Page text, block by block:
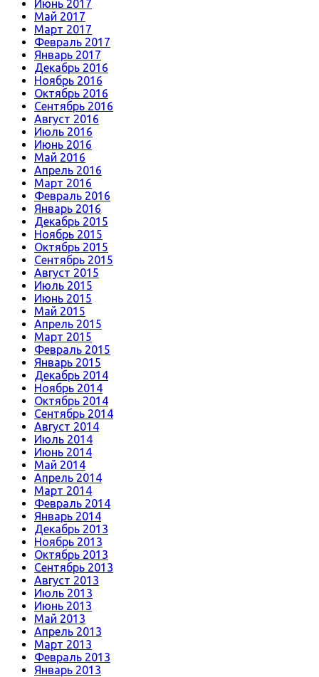
Июнь 2017
Май 2017
Март 2017
Февраль 2017
Январь 2017
Декабрь 2016
Ноябрь 2016
Октябрь 2016
Сентябрь 2016
Август 2016
Июль 2016
Июнь 2016
Май 2016
Апрель 2016
Март 2016
Февраль 2016
Январь 2016
Декабрь 2015
Ноябрь 2015
Октябрь 2015
Сентябрь 2015
Август 2015
Июль 2015
Июнь 2015
Май 2015
Апрель 2015
Март 2015
Февраль 2015
Январь 2015
Декабрь 2014
Ноябрь 2014
Октябрь 2014
Сентябрь 2014
Август 2014
Июль 2014
Июнь 2014
Май 2014
Апрель 2014
Март 2014
Февраль 2014
Январь 2014
Декабрь 2013
Ноябрь 2013
Октябрь 2013
Сентябрь 2013
Август 2013
Июль 2013
Июнь 2013
Май 2013
Апрель 2013
Март 2013
Февраль 2013
Январь 2013